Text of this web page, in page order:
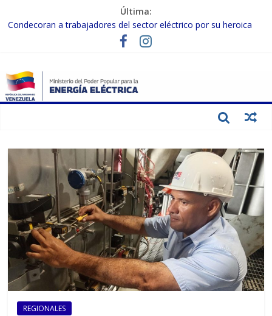
Última:
Condecoran a trabajadores del sector eléctrico por su heroica
labor tras el doble sismo del 24-J
Gobierno Nacional coordina acciones con el sector privado para
Inspeccionan trabajos de rehabilitación en instalaciones del SEN
en Carabobo
Gobierno Nacional activa plan preventivo para fortalecer el SEN
REGIONALES